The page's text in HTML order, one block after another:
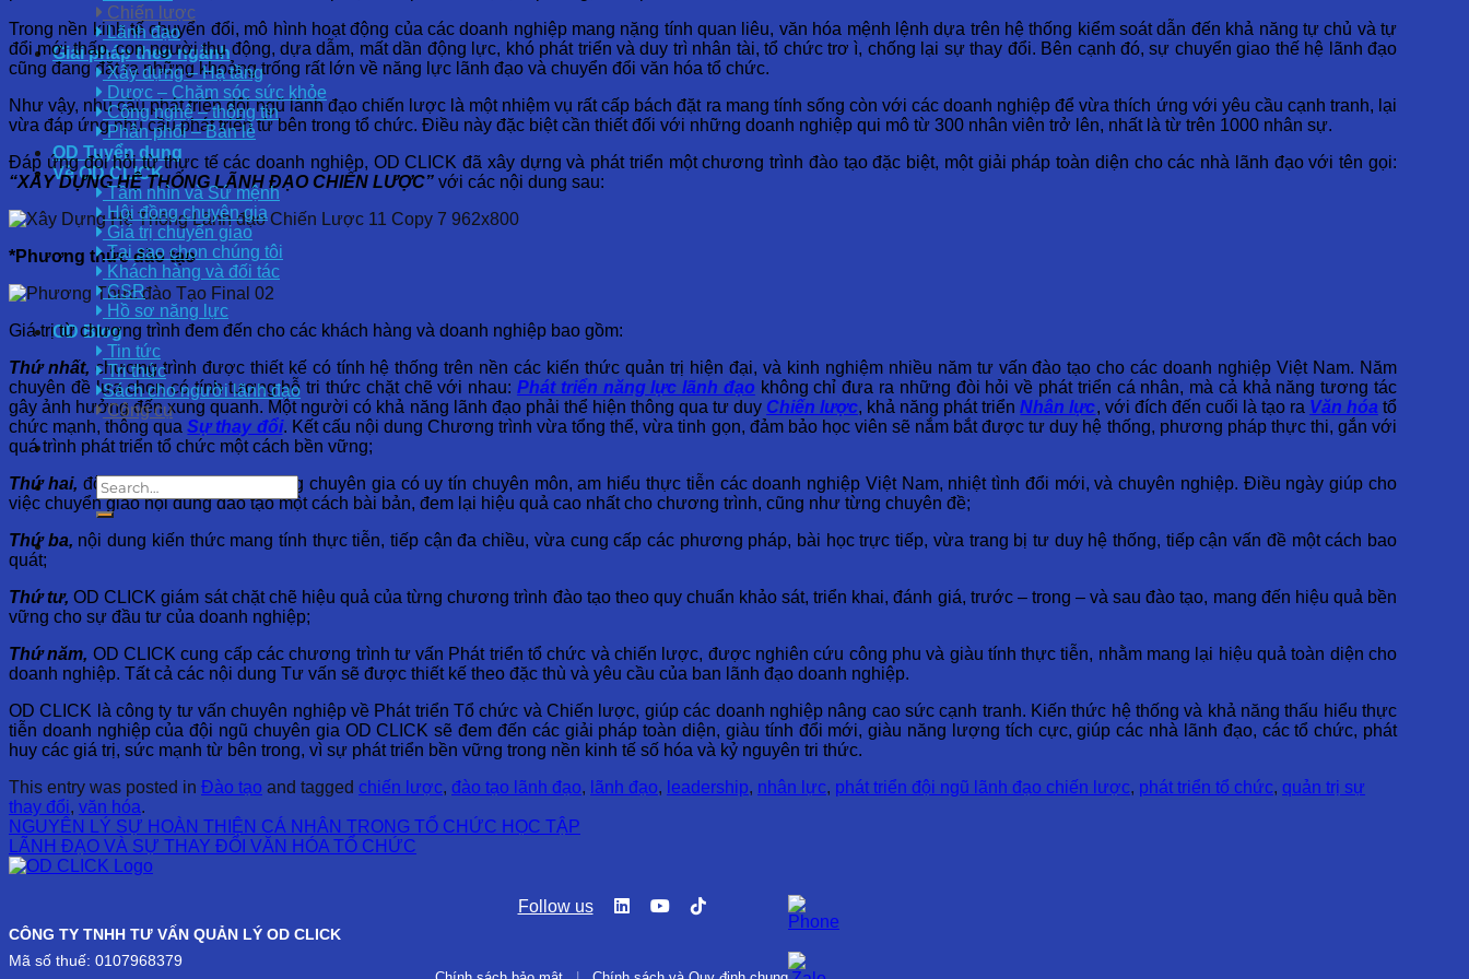
Chiến lược
Lãnh đạo
Giải pháp theo ngành
Xây dựng – Hạ tầng
Dược – Chăm sóc sức khỏe
Công nghệ – thông tin
Phân phối – Bán lẻ
OD Tuyển dụng
Về OD CLICK
Tầm nhìn và Sứ mệnh
Hội đồng chuyên gia
Giá trị chuyển giao
Tại sao chọn chúng tôi
Khách hàng và đối tác
CSR
Hồ sơ năng lực
OD Blog
Tin tức
Tri thức
Sách cho người lãnh đạo
Công cụ
Trong nền kinh tế chuyển đổi, mô hình hoạt động của các doanh nghiệp mang nặng tính quan liêu, văn hóa mệnh lệnh dựa trên hệ thống kiểm soát dẫn đến khả năng tự chủ và tự
đổi mới thấp, con người thụ động, dựa dẫm, mất dần động lực, khó phát triển và duy trì nhân tài, tổ chức trơ ì, chống lại sự thay đổi. Bên cạnh đó, sự chuyển giao thế hệ lãnh đạo
cũng đang đặt ra những khoảng trống rất lớn về năng lực lãnh đạo và chuyển đổi văn hóa tổ chức.
Như vậy, nhu cầu phát triển đội ngũ lãnh đạo chiến lược là một nhiệm vụ rất cấp bách đặt ra mang tính sống còn với các doanh nghiệp để vừa thích ứng với yêu cầu cạnh tranh, lại
vừa đáp ứng nhu cầu phát triển từ bên trong tổ chức. Điều này đặc biệt cần thiết đối với những doanh nghiệp qui mô từ 300 nhân viên trở lên, nhất là từ trên 1000 nhân sự.
Đáp ứng đòi hỏi từ thực tế các doanh nghiệp, OD CLICK đã xây dựng và phát triển một chương trình đào tạo đặc biệt, một giải pháp toàn diện cho các nhà lãnh đạo với tên gọi:
“XÂY DỰNG HỆ THỐNG LÃNH ĐẠO CHIẾN LƯỢC” với các nội dung sau:
*Phương thức đào tạo
Giá trị từ chương trình đem đến cho các khách hàng và doanh nghiệp bao gồm:
Thứ nhất, chương trình được thiết kế có tính hệ thống trên nền các kiến thức quản trị hiện đại, và kinh nghiệm nhiều năm tư vấn đào tạo cho các doanh nghiệp Việt Nam. Năm
chuyên đề lựa chọn có tính tương hỗ tri thức chặt chẽ với nhau: Phát triển năng lực lãnh đạo không chỉ đưa ra những đòi hỏi về phát triển cá nhân, mà cả khả năng tương tác
gây ảnh hưởng đến xung quanh. Một người có khả năng lãnh đạo phải thể hiện thông qua tư duy Chiến lược, khả năng phát triểnNhân lực, với đích đến cuối là tạo ra Văn hóa tổ
chức mạnh, thông quaSự thay đổi. Kết cấu nội dung Chương trình vừa tổng thể, vừa tinh gọn, đảm bảo học viên sẽ nắm bắt được tư duy hệ thống, phương pháp thực thi, gắn với
quá trình phát triển tổ chức một cách bền vững;
Thứ hai, đội ngũ giảng viên là những chuyên gia có uy tín chuyên môn, am hiểu thực tiễn các doanh nghiệp Việt Nam, nhiệt tình đổi mới, và chuyên nghiệp. Điều ngày giúp cho
việc chuyển giao nội dung đào tạo một cách bài bản, đem lại hiệu quả cao nhất cho chương trình, cũng như từng chuyên đề;
Thứ ba, nội dung kiến thức mang tính thực tiễn, tiếp cận đa chiều, vừa cung cấp các phương pháp, bài học trực tiếp, vừa trang bị tư duy hệ thống, tiếp cận vấn đề một cách bao
quát;
Thứ tư, OD CLICK giám sát chặt chẽ hiệu quả của từng chương trình đào tạo theo quy chuẩn khảo sát, triển khai, đánh giá, trước – trong – và sau đào tạo, mang đến hiệu quả bền
vững cho sự đầu tư của doanh nghiệp;
Thứ năm, OD CLICK cung cấp các chương trình tư vấn Phát triển tổ chức và chiến lược, được nghiên cứu công phu và giàu tính thực tiễn, nhằm mang lại hiệu quả toàn diện cho
doanh nghiệp. Tất cả các nội dung Tư vấn sẽ được thiết kế theo đặc thù và yêu cầu của ban lãnh đạo doanh nghiệp.
OD CLICK là công ty tư vấn chuyên nghiệp về Phát triển Tổ chức và Chiến lược, giúp các doanh nghiệp nâng cao sức cạnh tranh. Kiến thức hệ thống và khả năng thấu hiểu thực
tiễn doanh nghiệp của đội ngũ chuyên gia OD CLICK sẽ đem đến các giải pháp toàn diện, giàu tính đổi mới, giàu năng lượng tích cực, giúp các nhà lãnh đạo, các tổ chức, phát
huy các giá trị, sức mạnh từ bên trong, vì sự phát triển bền vững trong nền kinh tế số hóa và kỷ nguyên tri thức.
This entry was posted in Đào tạo and tagged chiến lược, đào tạo lãnh đạo, lãnh đạo, leadership, nhân lực, phát triển đội ngũ lãnh đạo chiến lược, phát triển tổ chức, quản trị sự
thay đổi, văn hóa.
NGUYÊN LÝ SỰ HOÀN THIỆN CÁ NHÂN TRONG TỔ CHỨC HỌC TẬP
LÃNH ĐẠO VÀ SỰ THAY ĐỔI VĂN HÓA TỔ CHỨC
CÔNG TY TNHH TƯ VẤN QUẢN LÝ OD CLICK
Mã số thuế: 0107968379
Follow us